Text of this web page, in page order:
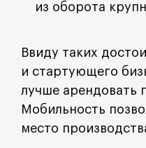
из оборота
Ввиду таких
и стартующего
лучше арендовать
Мобильность
место